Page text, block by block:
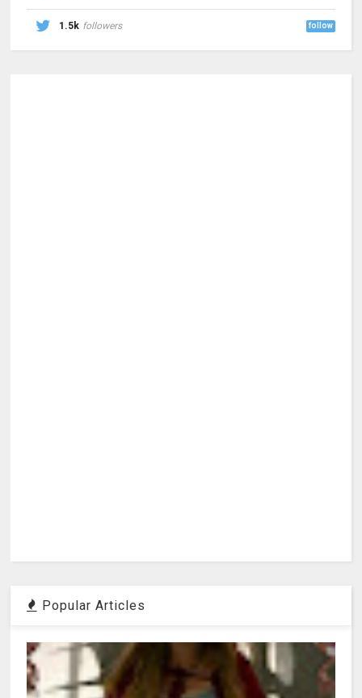
1.5k followers follow
Popular Articles